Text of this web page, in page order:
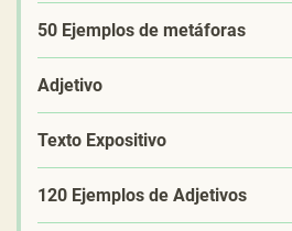
50 Ejemplos de metáforas
Adjetivo
Texto Expositivo
120 Ejemplos de Adjetivos